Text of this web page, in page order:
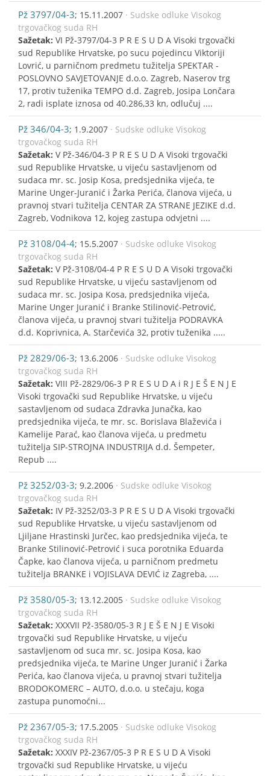
Pž 3797/04-3; 15.11.2007 · Sudske odluke Visokog
trgovačkog suda RH
Sažetak: VI Pž-3797/04-3 P R E S U D A Visoki trgovački
sud Republike Hrvatske, po sucu pojedincu Viktoriji
Lovrić, u parničnom predmetu tužitelja SPEKTAR -
POSLOVNO SAVJETOVANJE d.o.o. Zagreb, Naserov trg
17, protiv tuženika TEMPO d.d. Zagreb, Josipa Lončara
2, radi isplate iznosa od 40.286,33 kn, odlučuj ....
Pž 346/04-3; 1.9.2007 · Sudske odluke Visokog
trgovačkog suda RH
Sažetak: V Pž-346/04-3 P R E S U D A Visoki trgovački
sud Republike Hrvatske, u vijeću sastavljenom od
sudaca mr. sc. Josip Kosa, predsjednika vijeća, te
Marine Unger-Juranić i Žarka Perića, članova vijeća, u
pravnoj stvari tužitelja CENTAR ZA STRANE JEZIKE d.d.
Zagreb, Vodnikova 12, kojeg zastupa odvjetni ....
Pž 3108/04-4; 15.5.2007 · Sudske odluke Visokog
trgovačkog suda RH
Sažetak: V Pž-3108/04-4 P R E S U D A Visoki trgovački
sud Republike Hrvatske, u vijeću sastavljenom od
sudaca mr. sc. Josipa Kosa, predsjednika vijeća,
Marine Unger Juranić i Branke Stilinović-Petrović,
članova vijeća, u pravnoj stvari tužitelja PODRAVKA
d.d. Koprivnica, A. Starčevića 32, protiv tuženika .....
Pž 2829/06-3; 13.6.2006 · Sudske odluke Visokog
trgovačkog suda RH
Sažetak: VIII Pž-2829/06-3 P R E S U D A i R J E Š E N J E
Visoki trgovački sud Republike Hrvatske, u vijeću
sastavljenom od sudaca Zdravka Junačka, kao
predsjednika vijeća, te mr. sc. Borislava Blaževića i
Kamelije Parać, kao članova vijeća, u predmetu
tužitelja SIP-STROJNA INDUSTRIJA d.d. Šempeter,
Repub ....
Pž 3252/03-3; 9.2.2006 · Sudske odluke Visokog
trgovačkog suda RH
Sažetak: IV Pž-3252/03-3 P R E S U D A Visoki trgovački
sud Republike Hrvatske, u vijeću sastavljenom od
Ljiljane Hrastinski Jurčec, kao predsjednika vijeća, te
Branke Stilinović-Petrović i suca porotnika Eduarda
Čapke, kao članova vijeća, u parničnom predmetu
tužitelja BRANKE i VOJISLAVA DEVIĆ iz Zagreba, ....
Pž 3580/05-3; 13.12.2005 · Sudske odluke Visokog
trgovačkog suda RH
Sažetak: XXXVII Pž-3580/05-3 R J E Š E N J E Visoki
trgovački sud Republike Hrvatske, u vijeću
sastavljenom od suca mr. sc. Josipa Kosa, kao
predsjednika vijeća, te Marine Unger Juranić i Žarka
Perića, kao članova vijeća, u pravnoj stvari tužitelja
BRODOKOMERC – AUTO, d.o.o. u stečaju, koga
zastupa punomoćni...
Pž 2367/05-3; 17.5.2005 · Sudske odluke Visokog
trgovačkog suda RH
Sažetak: XXXIV Pž-2367/05-3 P R E S U D A Visoki
trgovački sud Republike Hrvatske, u vijeću